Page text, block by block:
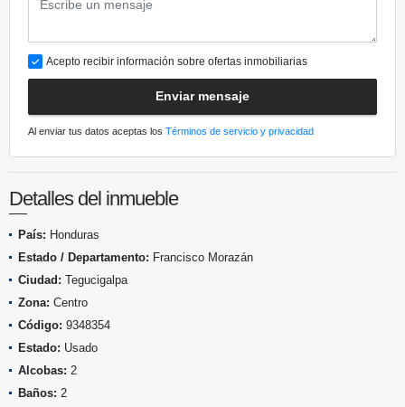
Acepto recibir información sobre ofertas inmobiliarias
Enviar mensaje
Al enviar tus datos aceptas los Términos de servicio y privacidad
Detalles del inmueble
País: Honduras
Estado / Departamento: Francisco Morazán
Ciudad: Tegucigalpa
Zona: Centro
Código: 9348354
Estado: Usado
Alcobas: 2
Baños: 2